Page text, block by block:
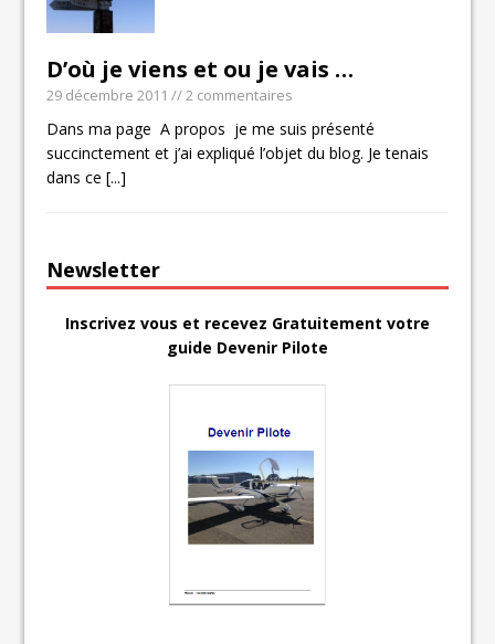
D’où je viens et ou je vais …
29 décembre 2011 // 2 commentaires
Dans ma page A propos je me suis présenté
succinctement et j’ai expliqué l’objet du blog. Je tenais
dans ce[...]
Newsletter
Inscrivez vous et recevez Gratuitement votre
guide Devenir Pilote